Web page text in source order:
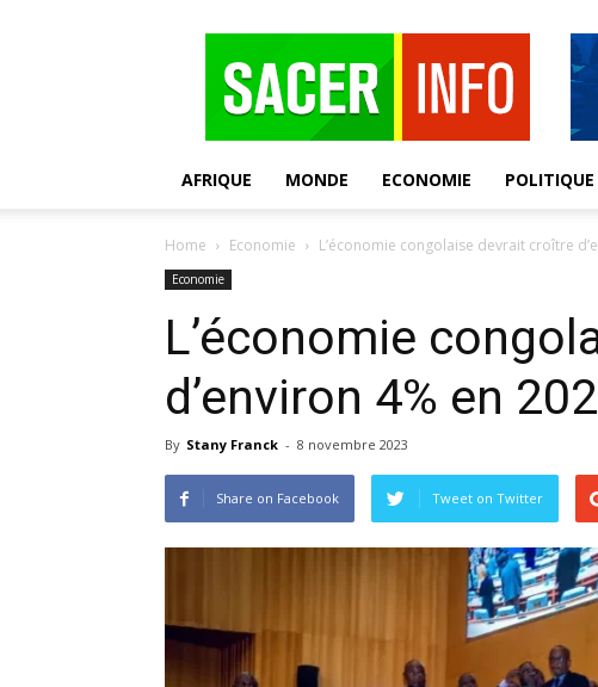
AFRIQUE MONDE ECONOMIE POLITIQUE
Home Economie L’économie congolaise devrait croître
Economie
L’économie
d’environ 4% en
By Stany Franck - 8 novembre 2023
Share on Facebook Tweet on Twitter